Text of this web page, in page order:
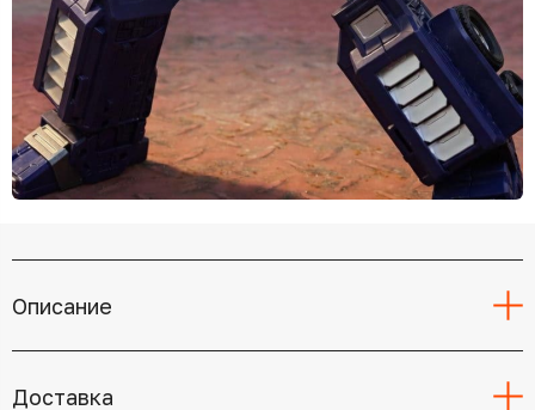
Описание
Доставка